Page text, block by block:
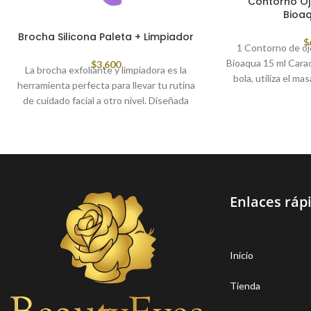
Brocha Silicona Paleta + Limpiador
$3,600
La brocha exfoliante y limpiadora es la
herramienta perfecta para llevar tu rutina
de cuidado facial a otro nivel. Diseñada
$
1 Contorno de
Bioaqua 15 ml
bola, utiliza el
transportar, se
Enlaces
Inicio
Tienda